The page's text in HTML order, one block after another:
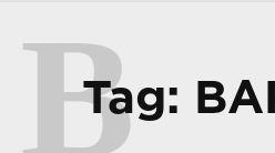
Tag:
B